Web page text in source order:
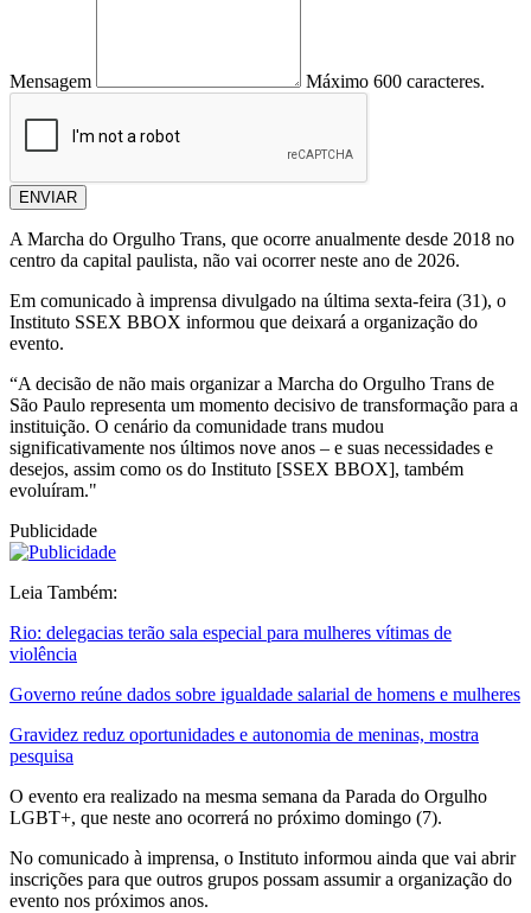
Mensagem Máximo 600 caracteres.
ENVIAR
A Marcha do Orgulho Trans, que ocorre anualmente desde 2018 no
centro da capital paulista, não vai ocorrer neste ano de 2026.
Em comunicado à imprensa divulgado na última sexta-feira (31), o
Instituto SSEX BBOX informou que deixará a organização do
evento.
“A decisão de não mais organizar a Marcha do Orgulho Trans de
São Paulo representa um momento decisivo de transformação para a
instituição. O cenário da comunidade trans mudou
significativamente nos últimos nove anos – e suas necessidades e
desejos, assim como os do Instituto [SSEX BBOX], também
evoluíram."
Publicidade
Leia Também:
Rio: delegacias terão sala especial para mulheres vítimas de
violência
Governo reúne dados sobre igualdade salarial de homens e mulheres
Gravidez reduz oportunidades e autonomia de meninas, mostra
pesquisa
O evento era realizado na mesma semana da Parada do Orgulho
LGBT+, que neste ano ocorrerá no próximo domingo (7).
No comunicado à imprensa, o Instituto informou ainda que vai abrir
inscrições para que outros grupos possam assumir a organização do
evento nos próximos anos.